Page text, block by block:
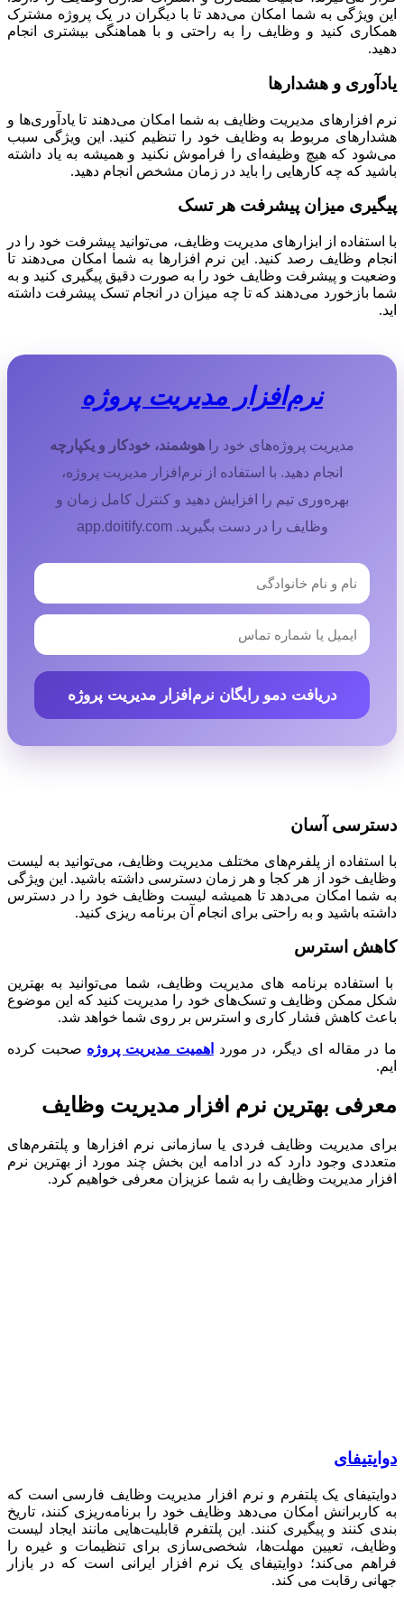
ویژگی به شما امکان می‌دهد تا با دیگران در یک پروژه مشترک
کنید و وظایف را به راحتی و با هماهنگی بیشتری انجام
و هشدارها
افزارهای مدیریت وظایف به شما امکان می‌دهند تا یادآوری‌ها و
مربوط به وظایف خود را تنظیم کنید. این ویژگی سبب
که هیچ وظیفه‌ای را فراموش نکنید و همیشه به یاد داشته
که چه کارهایی را باید در زمان مشخص انجام دهید.
میزان پیشرفت هر تسک
از ابزارهای مدیریت وظایف، می‌توانید پیشرفت خود را در
وظایف رصد کنید. این نرم افزارها به شما امکان می‌دهند تا
و پیشرفت وظایف خود را به صورت دقیق پیگیری کنید و به
بازخورد می‌دهند که تا چه میزان در انجام تسک پیشرفت داشته
نرم‌افزار مدیریت پروژه
مدیریت پروژه‌های خود راهوشمند، خودکار و یکپارچه
انجام دهید. با استفاده از نرم‌افزار مدیریت پروژه،
بهره‌وری تیم را افزایش دهید و کنترل کامل زمان و
وظایف را در دست بگیرید. app.doitify.com
دریافت دمو رایگان نرم‌افزار مدیریت پروژه
آسان
از پلفرم‌های مختلف مدیریت وظایف، می‌توانید به لیست
خود از هر کجا و هر زمان دسترسی داشته باشید. این ویژگی
امکان می‌دهد تا همیشه لیست وظایف خود را در دسترس
باشید و به راحتی برای انجام آن برنامه ریزی کنید.
استرس
برنامه های مدیریت وظایف، شما می‌توانید به بهترین
ممکن وظایف و تسک‌های خود را مدیریت کنید که این موضوع
کاهش فشار کاری و استرس بر روی شما خواهد شد.
مقاله ای دیگر، در مورداهمیت مدیریت پروژهصحبت کرده
بهترین نرم افزار مدیریت وظایف
مدیریت وظایف فردی یا سازمانی نرم افزارها و پلتفرم‌های
وجود دارد که در ادامه این بخش چند مورد از بهترین نرم
مدیریت وظایف را به شما عزیزان معرفی خواهیم کرد.
یک پلتفرم و نرم افزار مدیریت وظایف فارسی است که
امکان می‌دهد وظایف خود را برنامه‌ریزی کنند، تاریخ
کنند و پیگیری کنند. این پلتفرم قابلیت‌هایی مانند ایجاد لیست
تعیین مهلت‌ها، شخصی‌سازی برای تنظیمات و غیره را
می‌کند؛ دوایتیفای یک نرم افزار ایرانی است که در بازار
رقابت می کند.